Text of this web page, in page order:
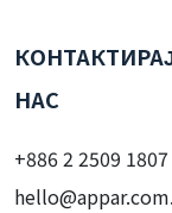
НАС
+886 2 2509 1807